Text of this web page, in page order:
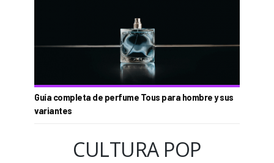
Guía completa de perfume Tous para hombre y sus
variantes
CULTURA POP